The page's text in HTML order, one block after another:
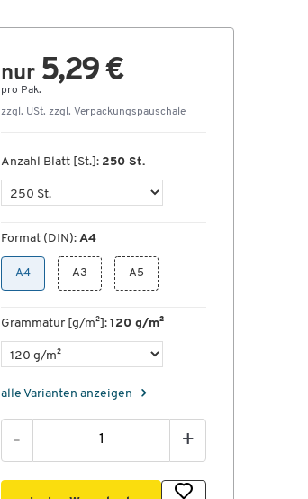
nur 5,29 €
pro Pak.
zzgl. USt. zzgl. Verpackungspauschale
Anzahl Blatt [St.]: 250 St.
Format (DIN): A4
A4 A3 A5
Grammatur [g/m²]: 120 g/m²
alle Varianten anzeigen
- +